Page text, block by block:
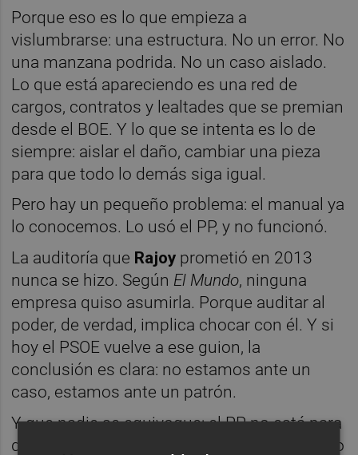
Porque eso es lo que empieza a
vislumbrarse: una estructura. No un error. No
una manzana podrida. No un caso aislado.
Lo que está apareciendo es una red de
cargos, contratos y lealtades que se premian
desde el BOE. Y lo que se intenta es lo de
siempre: aislar el daño, cambiar una pieza
para que todo lo demás siga igual.
Pero hay un pequeño problema: el manual ya
lo conocemos. Lo usó el PP, y no funcionó.
La auditoría que Rajoy prometió en 2013
nunca se hizo. Según El Mundo, ninguna
empresa quiso asumirla. Porque auditar al
poder, de verdad, implica chocar con él. Y si
hoy el PSOE vuelve a ese guion, la
conclusión es clara: no estamos ante un
caso, estamos ante un patrón.
Y que nadie se equivoque: el PP no está para
dar lecciones. Es el único partido condenado